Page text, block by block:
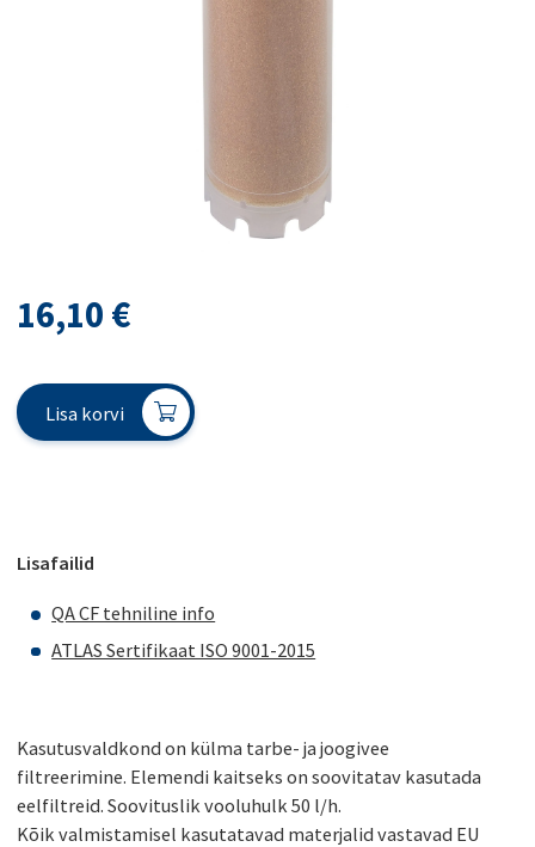
16,10 €
Lisa korvi
Lisafailid
QA CF tehniline info
ATLAS Sertifikaat ISO 9001-2015
Kasutusvaldkond on külma tarbe- ja joogivee
filtreerimine. Elemendi kaitseks on soovitatav kasutada
eelfiltreid. Soovituslik vooluhulk 50 l/h.
Kõik valmistamisel kasutatavad materjalid vastavad EU